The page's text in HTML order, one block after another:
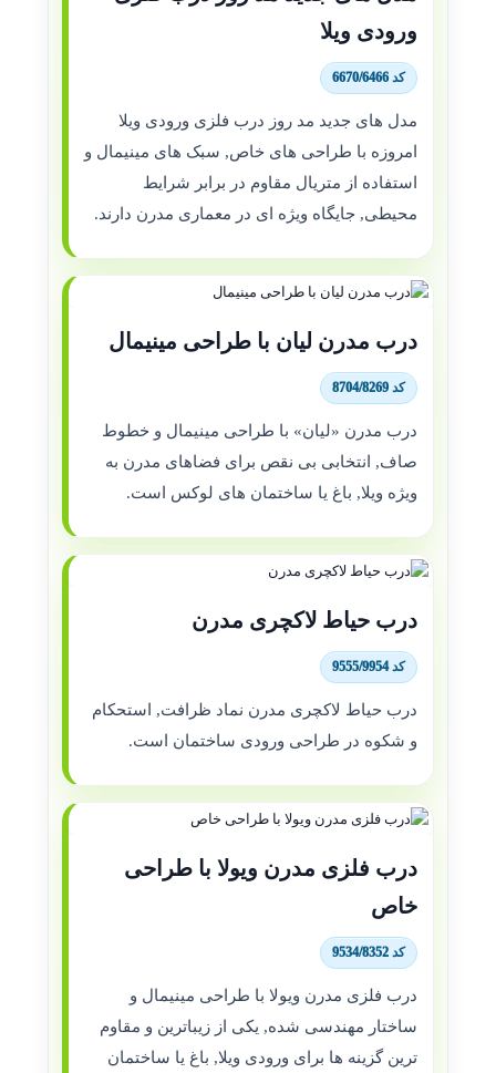
ورودی ویلا
کد 6670/6466
مدل های جدید مد روز درب فلزی ورودی ویلا
امروزه با طراحی های خاص, سبک های مینیمال و
استفاده از متریال مقاوم در برابر شرایط
محیطی, جایگاه ویژه ای در معماری مدرن دارند.
درب مدرن لیان با طراحی مینیمال
کد 8704/8269
درب مدرن «لیان» با طراحی مینیمال و خطوط
صاف, انتخابی بی نقص برای فضاهای مدرن به
ویژه ویلا, باغ یا ساختمان های لوکس است.
درب حیاط لاکچری مدرن
کد 9555/9954
درب حیاط لاکچری مدرن نماد ظرافت, استحکام
و شکوه در طراحی ورودی ساختمان است.
درب فلزی مدرن ویولا با طراحی
خاص
کد 9534/8352
درب فلزی مدرن ویولا با طراحی مینیمال و
ساختار مهندسی شده, یکی از زیباترین و مقاوم
ترین گزینه ها برای ورودی ویلا, باغ یا ساختمان